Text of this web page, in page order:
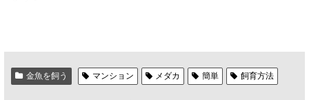
金魚を飼う マンション メダカ 簡単 飼育方法